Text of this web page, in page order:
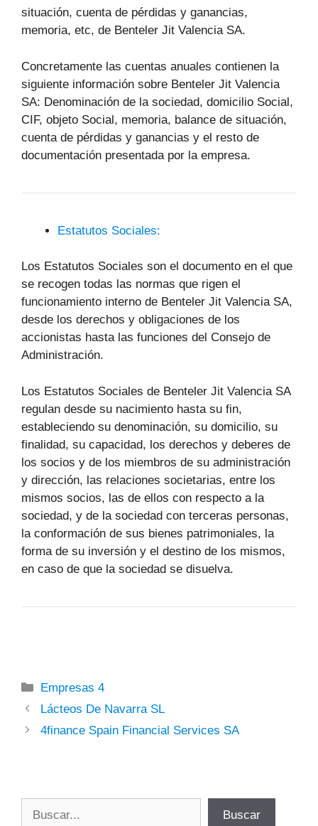
situación, cuenta de pérdidas y ganancias,
memoria, etc, de Benteler Jit Valencia SA.
Concretamente las cuentas anuales contienen la
siguiente información sobre Benteler Jit Valencia
SA: Denominación de la sociedad, domicilio Social,
CIF, objeto Social, memoria, balance de situación,
cuenta de pérdidas y ganancias y el resto de
documentación presentada por la empresa.
Estatutos Sociales:
Los Estatutos Sociales son el documento en el que
se recogen todas las normas que rigen el
funcionamiento interno de Benteler Jit Valencia SA,
desde los derechos y obligaciones de los
accionistas hasta las funciones del Consejo de
Administración.
Los Estatutos Sociales de Benteler Jit Valencia SA
regulan desde su nacimiento hasta su fin,
estableciendo su denominación, su domicilio, su
finalidad, su capacidad, los derechos y deberes de
los socios y de los miembros de su administración
y dirección, las relaciones societarias, entre los
mismos socios, las de ellos con respecto a la
sociedad, y de la sociedad con terceras personas,
la conformación de sus bienes patrimoniales, la
forma de su inversión y el destino de los mismos,
en caso de que la sociedad se disuelva.
Categorías
Empresas 4
Lácteos De Navarra SL
4finance Spain Financial Services SA
Buscar